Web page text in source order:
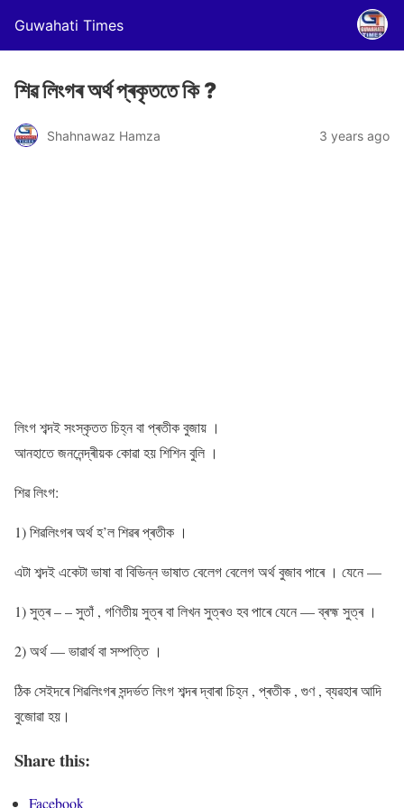
Guwahati Times
শিৱ লিংগৰ অৰ্থ প্ৰকৃততে কি ?
Shahnawaz Hamza 3 years ago
লিংগ শব্দই সংস্কৃতত চিহ্ন বা প্ৰতীক বুজায় ।
আনহাতে জননেন্দ্ৰীয়ক কোৱা হয় শিশিন বুলি ।
শিৱ লিংগ:
1) শিৱলিংগৰ অৰ্থ হ’ল শিৱৰ প্ৰতীক ।
এটা শব্দই একেটা ভাষা বা বিভিন্ন ভাষাত বেলেগ বেলেগ অৰ্থ বুজাব পাৰে । যেনে —
1) সুত্ৰ – – সুতাঁ , গণিতীয় সুত্ৰ বা লিখন সুত্ৰও হব পাৰে যেনে — ব্ৰহ্ম সুত্ৰ ।
2) অৰ্থ — ভাৱাৰ্থ বা সম্পত্তি ।
ঠিক সেইদৰে শিৱলিংগৰ সন্দৰ্ভত লিংগ শব্দৰ দ্বাৰা চিহ্ন , প্ৰতীক , গুণ , ব্যৱহাৰ আদি
বুজোৱা হয়।
Share this:
Facebook